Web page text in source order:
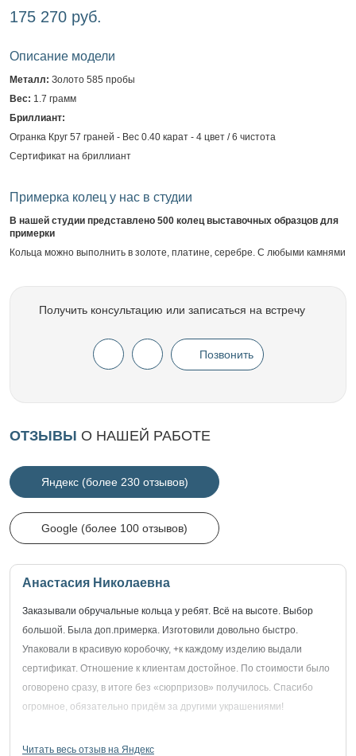
175 270 руб.
Описание модели
Металл: Золото 585 пробы
Вес: 1.7 грамм
Бриллиант:
Огранка Круг 57 граней - Вес 0.40 карат - 4 цвет / 6 чистота
Сертификат на бриллиант
Примерка колец у нас в студии
В нашей студии представлено 500 колец выставочных образцов для
примерки
Кольца можно выполнить в золоте, платине, серебре. С любыми камнями
Получить консультацию или записаться на встречу
Позвонить
ОТЗЫВЫ О НАШЕЙ РАБОТЕ
Яндекс (более 230 отзывов)
Google (более 100 отзывов)
Анастасия Николаевна
Заказывали обручальные кольца у ребят. Всё на высоте. Выбор
большой. Была доп.примерка. Изготовили довольно быстро.
Упаковали в красивую коробочку, +к каждому изделию выдали
сертификат. Отношение к клиентам достойное. По стоимости было
оговорено сразу, в итоге без «сюрпризов» получилось. Спасибо
огромное, обязательно придём за другими украшениями!
Читать весь отзыв на Яндекс